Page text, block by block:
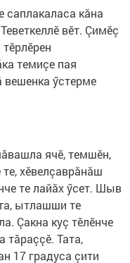
саплакаласа кăна
вӗт. Çимӗç
темиçе пая
вешенка ӳстерме
ячӗ, темшӗн,
хӗвелçаврăнăш
те лайăх ӳсет. Шыв
ытлашши те
Çакна куç тӗлӗнче
тăраççӗ. Тата,
17 градуса çити